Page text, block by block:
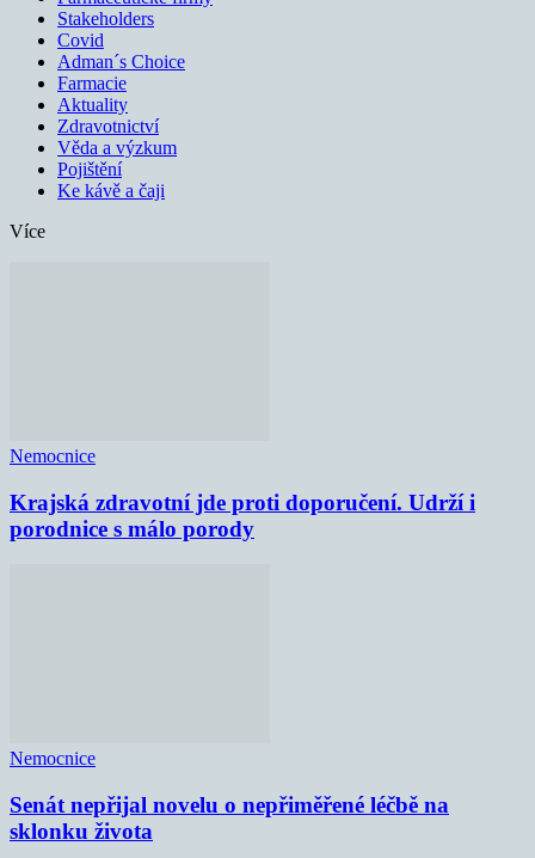
Stakeholders
Covid
Adman´s Choice
Farmacie
Aktuality
Zdravotnictví
Věda a výzkum
Pojištění
Ke kávě a čaji
Více
Nemocnice
Krajská zdravotní jde proti doporučení. Udrží i
porodnice s málo porody
Nemocnice
Senát nepřijal novelu o nepřiměřené léčbě na
sklonku života